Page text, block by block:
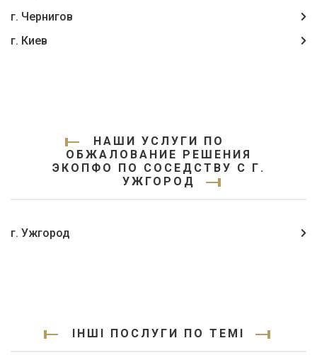
г. Чернигов
г. Киев
НАШИ УСЛУГИ ПО
ОБЖАЛОВАНИЕ РЕШЕНИЯ
ЭКОПФО ПО СОСЕДСТВУ С Г.
УЖГОРОД
г. Ужгород
ІНШІ ПОСЛУГИ ПО ТЕМІ